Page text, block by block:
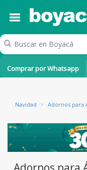
Comprar por Whatsapp
Navidad > Adornos para